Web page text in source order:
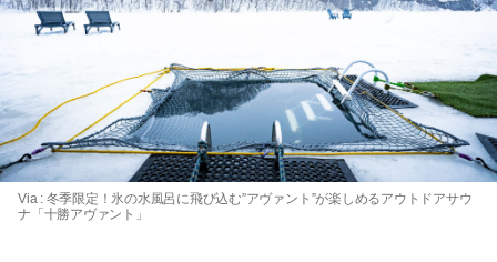
Via : 冬季限定！氷の水風呂に飛び込む”アヴァント”が楽しめるアウトドアサウ
ナ「十勝アヴァント」